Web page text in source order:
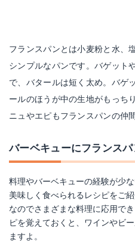
フランスパンとは小麦粉と水、
シンプルなパンです。バゲット
で、バタールは短く太め。バゲ
ールのほうが中の生地がもっち
ニュやエピもフランスパンの仲
バーベキューにフランス
料理やバーベキューの経験が少
美味しく食べられるレシピをご
なのでさまざまな料理に応用で
ピを覚えておくと、ワインやビ
ますよ。